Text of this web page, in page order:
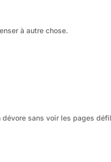
à autre chose.
sans voir les pages